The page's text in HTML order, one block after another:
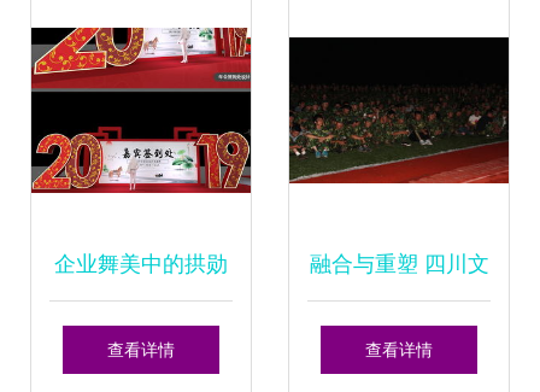
企业舞美中的拱勋
意境 从合影墙、展
查看详情
融合与重塑 四川文
化艺术学院的舞台
查看详情